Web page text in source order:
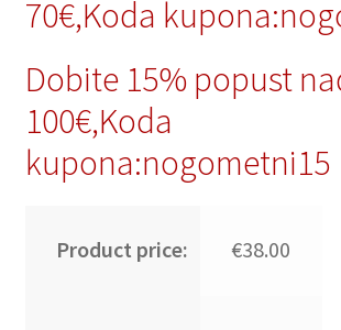
70€,Koda
Dobite 15% popust
100€,Koda
kupona:nogometni15
Product price: €38.00